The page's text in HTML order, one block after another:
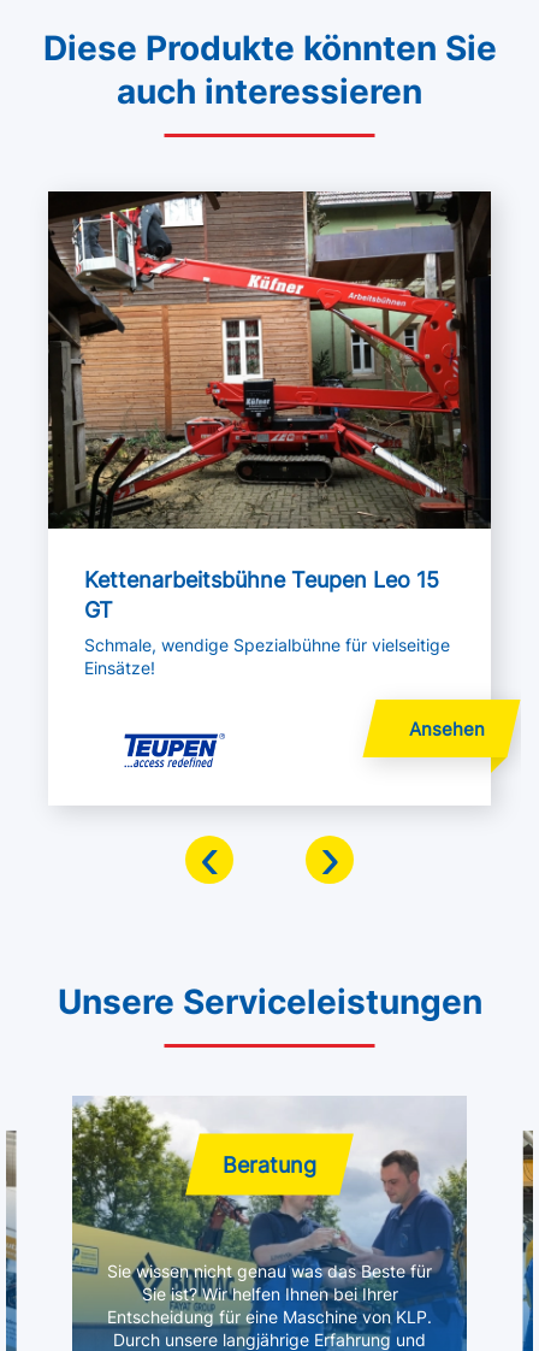
Diese Produkte könnten Sie
auch interessieren
Kettenarbeitsbühne Teupen Leo 15
GT
Schmale, wendige Spezialbühne für vielseitige
Einsätze!
Mehr lesen
‹ ›
Unsere Serviceleistungen
Beratung
Sie wissen nicht genau was das Beste für
Sie ist? Wir helfen Ihnen bei Ihrer
Entscheidung für eine Maschine von KLP.
Durch unsere langjährige Erfahrung und